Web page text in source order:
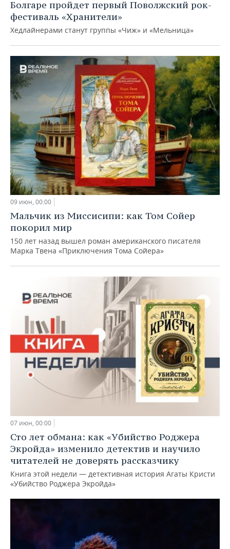
Болгаре пройдет первый Поволжский рок-
фестиваль «Хранители»
Хедлайнерами станут группы «Чиж» и «Мельница»
09 июн, 00:00
Мальчик из Миссисипи: как Том Сойер
покорил мир
150 лет назад вышел роман американского писателя
Марка Твена «Приключения Тома Сойера»
07 июн, 00:00
Сто лет обмана: как «Убийство Роджера
Экройда» изменило детектив и научило
читателей не доверять рассказчику
Книга этой недели — детективная история Агаты Кристи
«Убийство Роджера Экройда»